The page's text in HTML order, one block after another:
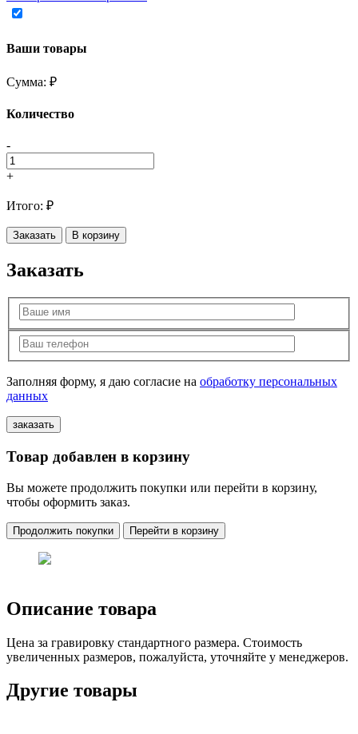
Ваши товары
Сумма: ₽
Количество
-
+
Итого: ₽
Заказать В корзину
Заказать
Заполняя форму, я даю согласие на обработку персональных
данных
Товар добавлен в корзину
Вы можете продолжить покупки или перейти в корзину,
чтобы оформить заказ.
Продолжить покупки Перейти в корзину
Описание товара
Цена за гравировку стандартного размера. Стоимость
увеличенных размеров, пожалуйста, уточняйте у менеджеров.
Другие товары